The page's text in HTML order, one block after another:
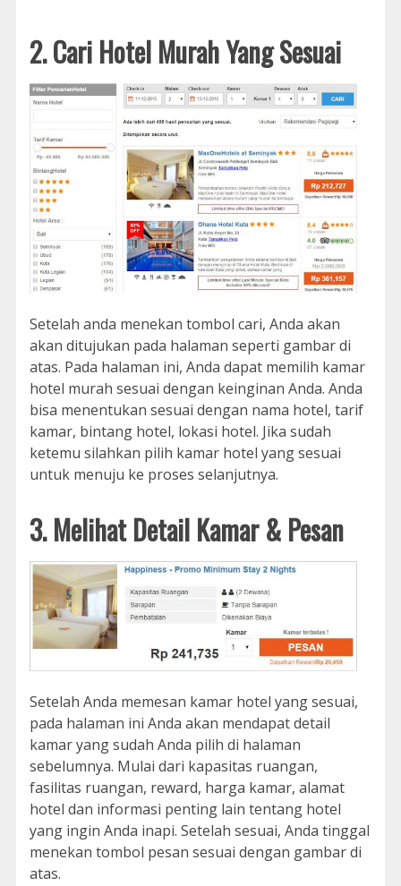
2. Cari Hotel Murah Yang Sesuai
Setelah anda menekan tombol cari, Anda akan
akan ditujukan pada halaman seperti gambar di
atas. Pada halaman ini, Anda dapat memilih kamar
hotel murah sesuai dengan keinginan Anda. Anda
bisa menentukan sesuai dengan nama hotel, tarif
kamar, bintang hotel, lokasi hotel. Jika sudah
ketemu silahkan pilih kamar hotel yang sesuai
untuk menuju ke proses selanjutnya.
3. Melihat Detail Kamar & Pesan
Setelah Anda memesan kamar hotel yang sesuai,
pada halaman ini Anda akan mendapat detail
kamar yang sudah Anda pilih di halaman
sebelumnya. Mulai dari kapasitas ruangan,
fasilitas ruangan, reward, harga kamar, alamat
hotel dan informasi penting lain tentang hotel
yang ingin Anda inapi. Setelah sesuai, Anda tinggal
menekan tombol pesan sesuai dengan gambar di
atas.